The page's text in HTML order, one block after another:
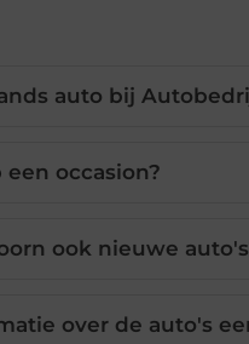
auto bij
occasion?
ook nieuwe
over de auto's